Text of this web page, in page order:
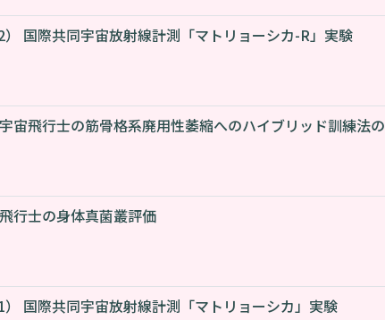
国際共同宇宙放射線計測「マトリョーシカ-R」実験
宙飛行士の筋骨格系廃用性萎縮へのハイブリッド訓練法の
行士の身体真菌叢評価
国際共同宇宙放射線計測「マトリョーシカ」実験